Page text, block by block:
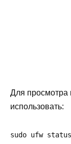
Для просмотра
использовать:
sudo ufw status